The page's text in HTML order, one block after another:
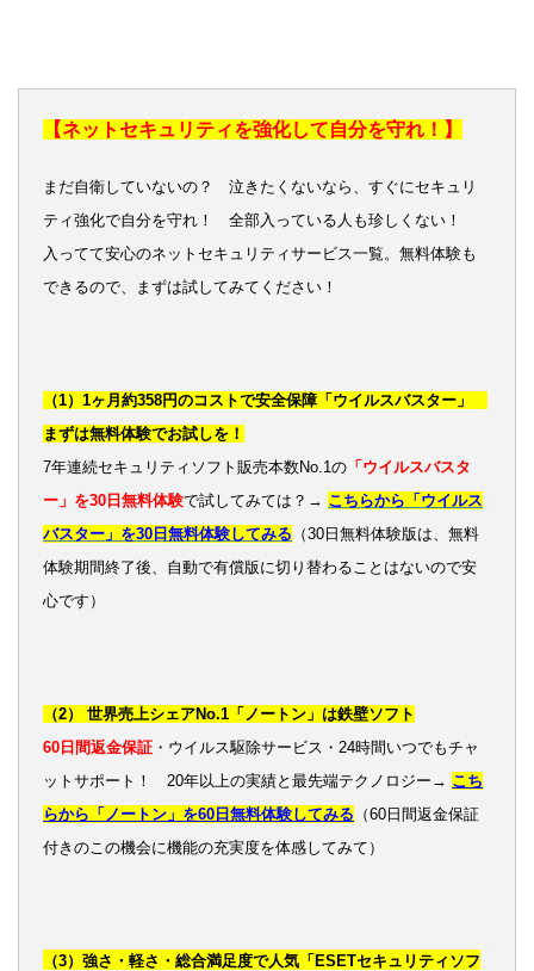
【ネットセキュリティを強化して自分を守れ！】
まだ自衛していないの？ 泣きたくないなら、すぐにセキュリ
ティ強化で自分を守れ！ 全部入っている人も珍しくない！
入ってて安心のネットセキュリティサービス一覧。無料体験も
できるので、まずは試してみてください！
（1）1ヶ月約358円のコストで安全保障「ウイルスバスター」
まずは無料体験でお試しを！
7年連続セキュリティソフト販売本数No.1の 「ウイルスバスタ
ー」を30日無料体験で試してみては？→ こちらから「ウイルス
バスター」を30日無料体験してみる （30日無料体験版は、無料
体験期間終了後、自動で有償版に切り替わることはないので安
心です）
（2） 世界売上シェアNo.1「ノートン」は鉄壁ソフト
60日間返金保証 ・ウイルス駆除サービス・24時間いつでもチャ
ットサポート！ 20年以上の実績と最先端テクノロジー→ こち
らから「ノートン」を60日無料体験してみる （60日間返金保証
付きのこの機会に機能の充実度を体感してみて）
（3）強さ・軽さ・総合満足度で人気「ESETセキュリティソフ